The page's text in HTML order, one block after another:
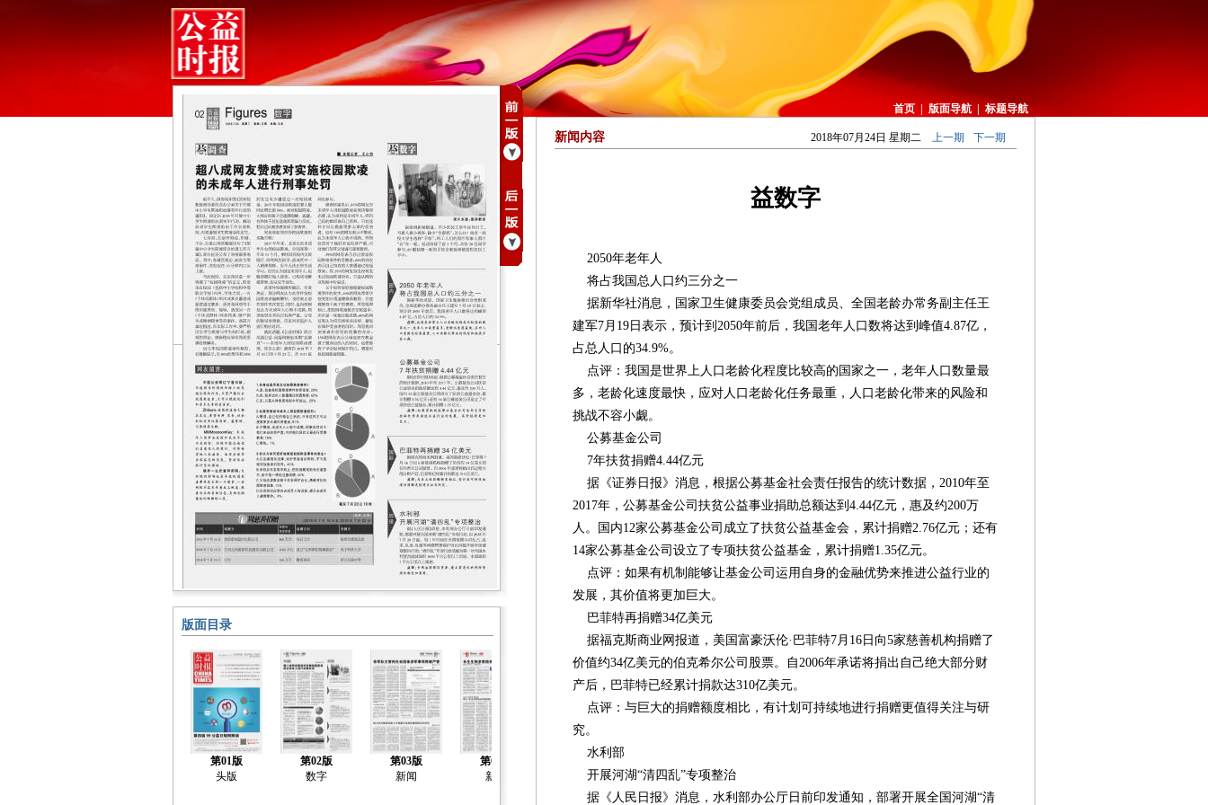
首页 版面导航 标题导航
版面目录
第01版
头版
第02版
数字
第03版
新闻
第04版
新闻
第05版
新闻
新闻
新闻内容 2018年07月24日 星期二 上一期 下一期
益数字
2050年老年人
将占我国总人口约三分之一
据新华社消息，国家卫生健康委员会党组成员、全国老龄办常务副主任王
建军7月19日表示，预计到2050年前后，我国老年人口数将达到峰值4.87亿，
占总人口的34.9%。
点评：我国是世界上人口老龄化程度比较高的国家之一，老年人口数量最
多，老龄化速度最快，应对人口老龄化任务最重，人口老龄化带来的风险和
挑战不容小觑。
公募基金公司
7年扶贫捐赠4.44亿元
据《证券日报》消息，根据公募基金社会责任报告的统计数据，2010年至
2017年，公募基金公司扶贫公益事业捐助总额达到4.44亿元，惠及约200万
人。国内12家公募基金公司成立了扶贫公益基金会，累计捐赠2.76亿元；还有
14家公募基金公司设立了专项扶贫公益基金，累计捐赠1.35亿元。
点评：如果有机制能够让基金公司运用自身的金融优势来推进公益行业的
发展，其价值将更加巨大。
巴菲特再捐赠34亿美元
据福克斯商业网报道，美国富豪沃伦·巴菲特7月16日向5家慈善机构捐赠了
价值约34亿美元的伯克希尔公司股票。自2006年承诺将捐出自己绝大部分财
产后，巴菲特已经累计捐款达310亿美元。
点评：与巨大的捐赠额度相比，有计划可持续地进行捐赠更值得关注与研
究。
水利部
开展河湖“清四乱”专项整治
据《人民日报》消息，水利部办公厅日前印发通知，部署开展全国河湖“清